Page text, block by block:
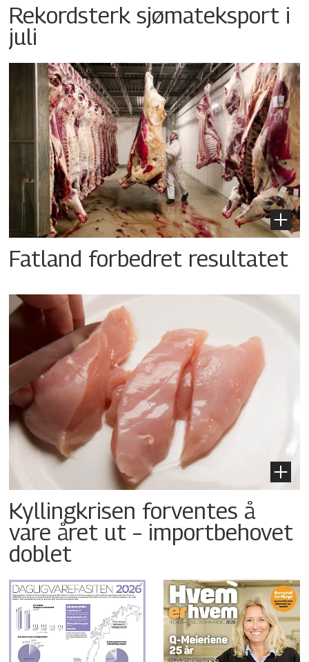
Rekordsterk sjømateksport i
juli
Fatland forbedret resultatet
Kyllingkrisen forventes å
vare året ut – importbehovet
doblet